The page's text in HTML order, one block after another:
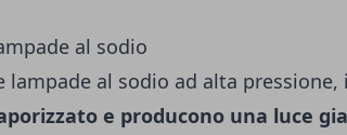
al sodio
lampade al sodio ad alta pressione,
e producono una luce